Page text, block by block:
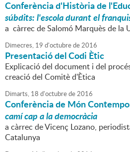
Conferència d'Història de
súbdits: l'escola durant el
a càrrec de Salomó Marquès de la
Dimecres, 19 d'octubrede2016
Presentació del Codi Ètic
Explicació del document i del
creació del Comitè d'Ètica
Dimarts, 18 d'octubrede2016
Conferència de Món
camí cap a la democràcia
a càrrec de Vicenç Lozano,
Catalunya